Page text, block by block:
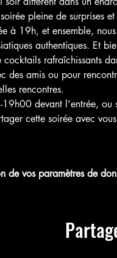
pleine de surprises
à 19h, et ensemble,
authentiques. Et
rafraîchissants
des amis ou pour
rencontres.
devant l'entrée, ou
cette soirée avec
vos paramètres de